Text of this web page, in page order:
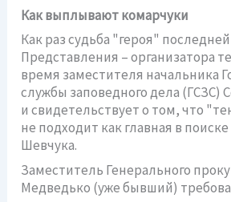
Как выплывают комарчуки
Как раз судьба "героя"
Представления – организатора
время заместителя начальника
службы заповедного дела (ГСЗС)
и свидетельствует о том, что
не подходит как главная в
Шевчука.
Заместитель Генерального
Медведько (уже бывший)